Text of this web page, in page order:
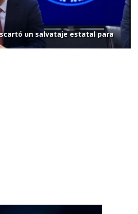
un salvataje estatal para